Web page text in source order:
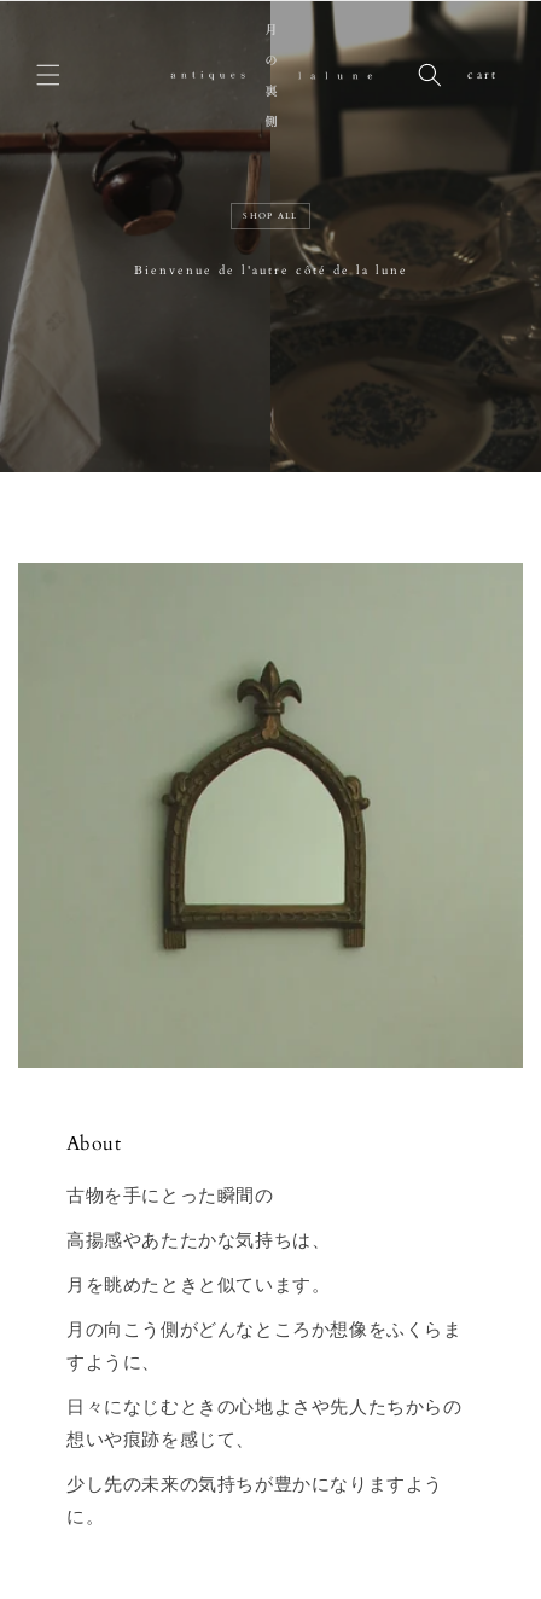
cart
SHOP ALL
Bienvenue de l'autre côté de la lune
About
古物を手にとった瞬間の
高揚感やあたたかな気持ちは、
月を眺めたときと似ています。
月の向こう側がどんなところか想像をふくらま
すように、
日々になじむときの心地よさや先人たちからの
想いや痕跡を感じて、
少し先の未来の気持ちが豊かになりますよう
に。